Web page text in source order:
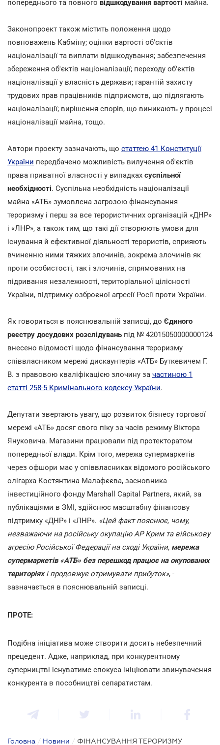
попереднього та повного відшкодування вартості майна.
Законопроект також містить положення щодо
повноважень Кабміну; оцінки вартості об'єктів
націоналізації та виплати відшкодування; забезпечення
збереження об'єктів націоналізації; переходу об'єктів
націоналізації у власність держави; гарантій захисту
трудових прав працівників підприємств, що підлягають
націоналізації; вирішення спорів, що виникають у процесі
націоналізації майна, тощо.
Автори проекту зазначають, що статтею 41 Конституції
України передбачено можливість вилучення об'єктів
права приватної власності у випадках суспільної
необхідності. Суспільна необхідність націоналізації
майна «АТБ» зумовлена загрозою фінансування
тероризму і перш за все терористичних організацій «ДНР»
і «ЛНР», а також тим, що такі дії створюють умови для
існування й ефективної діяльності терористів, сприяють
вчиненню ними тяжких злочинів, зокрема злочинів як
проти особистості, так і злочинів, спрямованих на
підривання незалежності, територіальної цілісності
України, підтримку озброєної агресії Росії проти України.
Як говориться в пояснювальній записці, до Єдиного
реєстру досудових розслідувань під № 42015050000000124
внесено відомості щодо фінансування тероризму
співвласником мережі дискаунтерів «АТБ» Буткевичем Г.
В. з правовою кваліфікацією злочину за частиною 1
статті 258-5 Кримінального кодексу України.
Депутати звертають увагу, що розвиток бізнесу торгової
мережі «АТБ» досяг свого піку за часів режиму Віктора
Януковича. Магазини працювали під протекторатом
попередньої влади. Крім того, мережа супермаркетів
через офшори має у співвласниках відомого російського
олігарха Костянтина Малафєєва, засновника
інвестиційного фонду Marshall Capital Partners, який, за
публікаціями в ЗМІ, здійснює масштабну фінансову
підтримку «ДНР» і «ЛНР». «Цей факт пояснює, чому,
незважаючи на російську окупацію АР Крим та військову
агресію Російської Федерації на сході України, мережа
супермаркетів «АТБ» без перешкод працює на окупованих
територіях і продовжує отримувати прибуток», -
зазначається в пояснювальній записці.
ПРОТЕ:
Подібна ініціатива може створити досить небезпечний
прецедент. Адже, наприклад, при конкурентному
суперництві існуватиме спокуса ініціювати звинувачення
конкурента в пособництві сепаратистам.
Головна / Новини / ФІНАНСУВАННЯ ТЕРОРИЗМУ